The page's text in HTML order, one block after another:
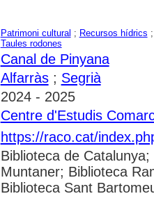
Patrimoni cultural ; Recursos hídrics
Taules rodones
Canal de Pinyana
Alfarràs; Segrià
2024 - 2025
Centre d'Estudis
https://raco.cat/
Biblioteca de
Muntaner; Biblioteca
Biblioteca Sant